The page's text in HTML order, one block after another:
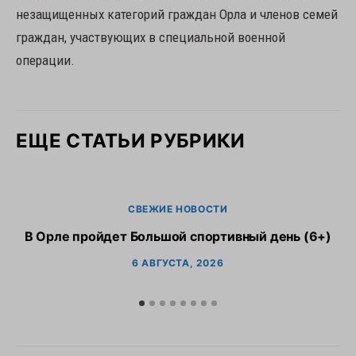
незащищенных категорий граждан Орла и членов семей
граждан, участвующих в специальной военной
операции.
ЕЩЕ СТАТЬИ РУБРИКИ
СВЕЖИЕ НОВОСТИ
В Орле пройдет Большой спортивный день (6+)
6 АВГУСТА, 2026